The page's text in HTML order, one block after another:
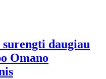
daugiau
Omano